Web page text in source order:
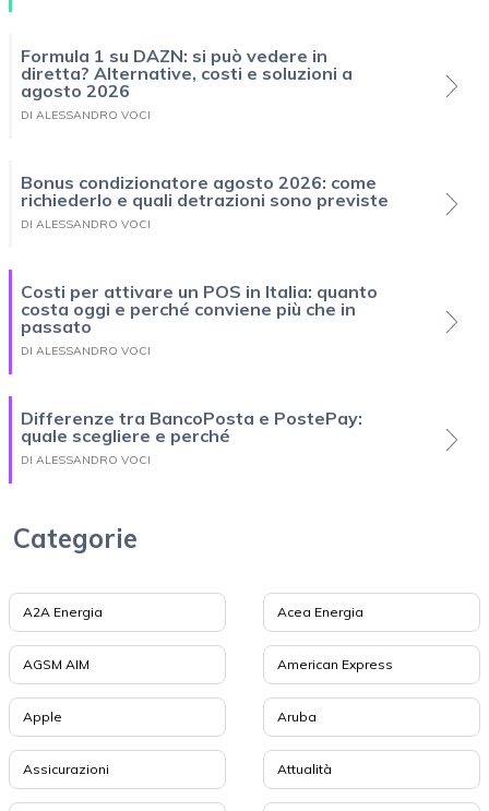
Formula 1 su DAZN: si può vedere in
diretta? Alternative, costi e soluzioni a
agosto 2026
DI ALESSANDRO VOCI
Bonus condizionatore agosto 2026: come
richiederlo e quali detrazioni sono previste
DI ALESSANDRO VOCI
Costi per attivare un POS in Italia: quanto
costa oggi e perché conviene più che in
passato
DI ALESSANDRO VOCI
Differenze tra BancoPosta e PostePay:
quale scegliere e perché
DI ALESSANDRO VOCI
Categorie
A2A Energia Acea Energia
AGSM AIM American Express
Apple Aruba
Assicurazioni Attualità